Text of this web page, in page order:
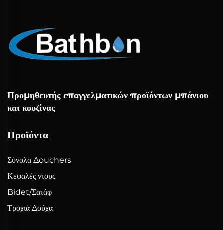
Προμηθευτής επαγγελματικών προϊόντων μπάνιου
και κουζίνας
Προϊόντα
Σύνολα Δouchers
Κεφαλές ντους
Bidet/Σατάφ
Τροχιά Δούχα